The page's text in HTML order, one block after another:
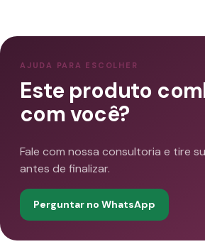
AJUDA PARA ESCOLHER
Este produto
com você?
Fale com nossa consultoria e tire
antes de finalizar.
Perguntar no WhatsApp